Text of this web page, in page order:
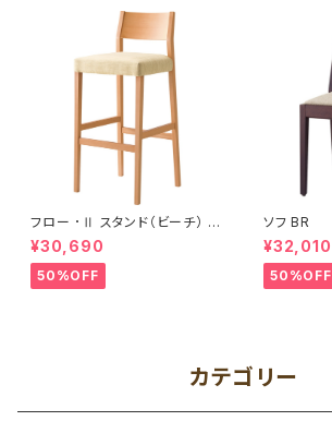
フロー ･Ⅱ スタンド（ビーチ） R
NA
¥30,690
50%OFF
ソフ BR
¥32,010
50%OFF
カテゴリー